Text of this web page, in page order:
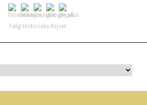
Følg Historiske Rejser